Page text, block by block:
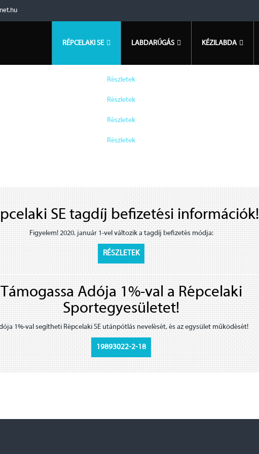
RÉPCELAKI SE LABDARÚGÁS KÉZILABDA
Részletek
Részletek
Részletek
Részletek
SE tagdíj befizetési információk!
Figyelem! 2020. január 1-vel változik a tagdíj befizetés módja:
RÉSZLETEK
Támogassa Adója 1%-val a Répcelaki
Sportegyesületet!
1%-val segítheti Répcelaki SE utánpótlás nevelését, és az egysület működését!
19893022-2-18